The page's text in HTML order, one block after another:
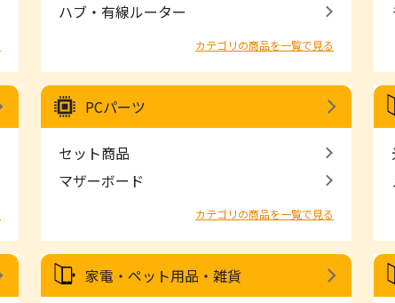
ハブ・有線ルーター
カテゴリの商品を一覧で見る
PCパーツ
セット商品
マザーボード
カテゴリの商品を一覧で見る
家電・ペット用品・雑貨